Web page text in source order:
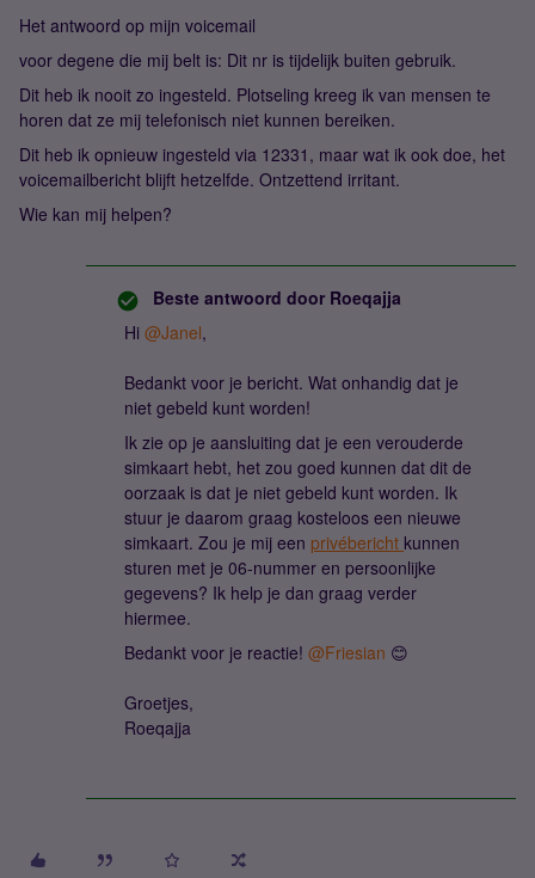
Het antwoord op mijn voicemail
voor degene die mij belt is: Dit nr is tijdelijk buiten gebruik.
Dit heb ik nooit zo ingesteld. Plotseling kreeg ik van mensen te
horen dat ze mij telefonisch niet kunnen bereiken.
Dit heb ik opnieuw ingesteld via 12331, maar wat ik ook doe, het
voicemailbericht blijft hetzelfde. Ontzettend irritant.
Wie kan mij helpen?
Beste antwoord door Roeqajja
Hi ​ @Janel,
Bedankt voor je bericht. Wat onhandig dat je
niet gebeld kunt worden!
Ik zie op je aansluiting dat je een verouderde
simkaart hebt, het zou goed kunnen dat dit de
oorzaak is dat je niet gebeld kunt worden. Ik
stuur je daarom graag kosteloos een nieuwe
simkaart. Zou je mij een privébericht kunnen
sturen met je 06-nummer en persoonlijke
gegevens? Ik help je dan graag verder
hiermee.
Bedankt voor je reactie! ​ @Friesian 😊
Groetjes,
Roeqajja